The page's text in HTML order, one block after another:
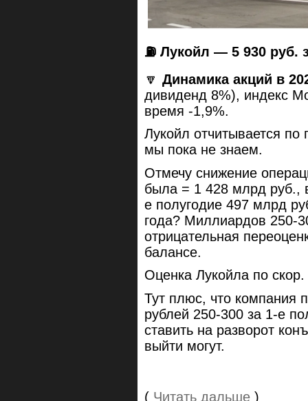
⛽️ Лукойл — 5 930 руб.
🔽 Динамика акций в
дивиденд 8%), индекс
время -1,9%.
Лукойл отчитывается по
мы пока не знаем.
Отмечу снижение
была = 1 428 млрд руб.,
е полугодие 497 млрд
года? Миллиардов 250-
отрицательная
балансе.
Оценка Лукойла по
Тут плюс, что компания
рублей 250-300 за 1-е
ставить на разворот
выйти могут.
( Читать дальше )